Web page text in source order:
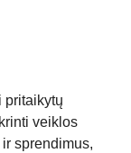
pritaikytų
veiklos
sprendimus,